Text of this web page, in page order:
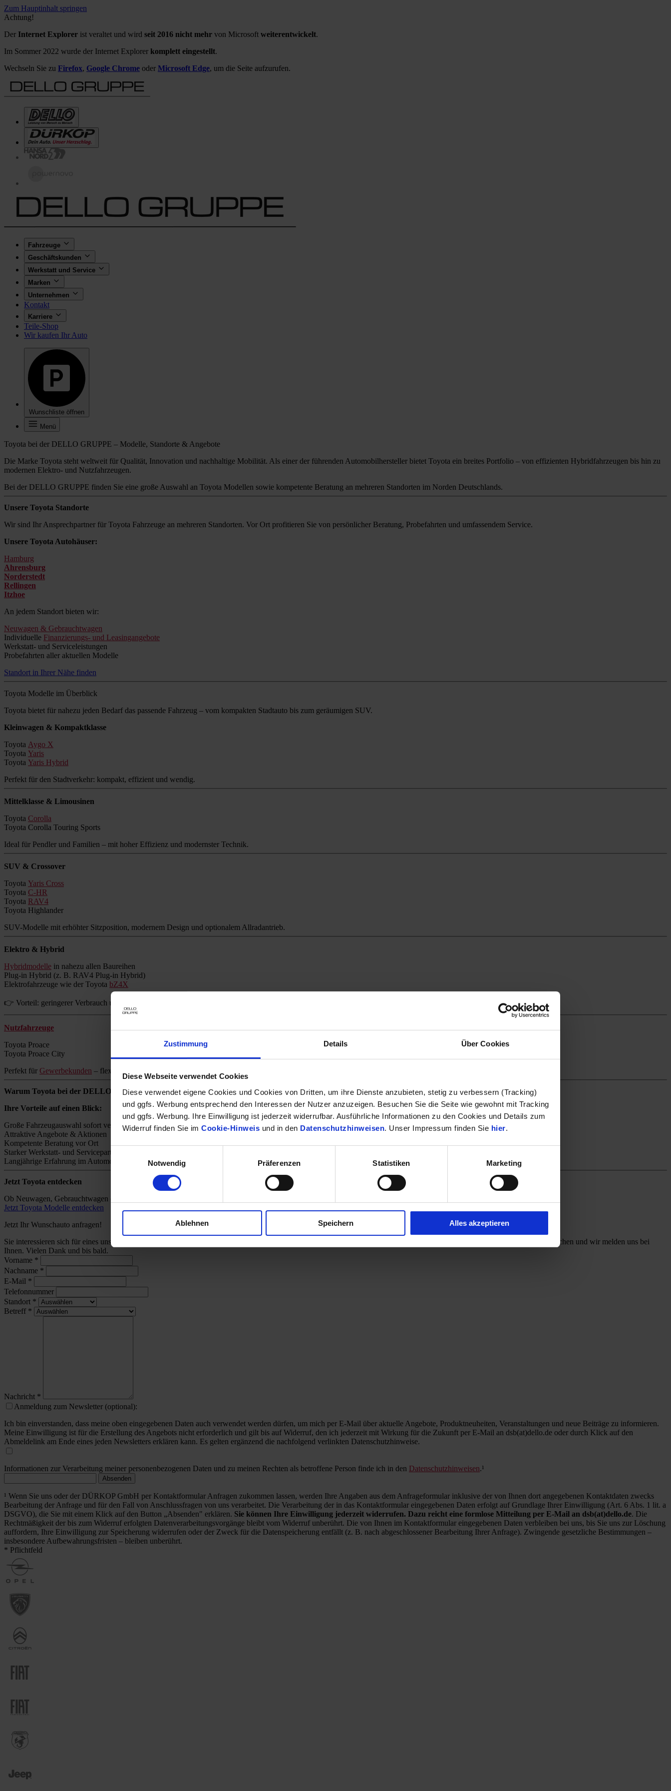
Zustimmung Details Über Cookies
Diese Webseite verwendet Cookies
Diese verwendet eigene Cookies und Cookies von Dritten, um ihre Dienste anzubieten, stetig zu verbessern (Tracking)
und ggfs. Werbung entsprechend den Interessen der Nutzer anzuzeigen. Besuchen Sie die Seite wie gewohnt mit Tracking
und ggfs. Werbung. Ihre Einwilligung ist jederzeit widerrufbar. Ausführliche Informationen zu den Cookies und Details zum
Widerruf finden Sie im Cookie-Hinweis und in den Datenschutzhinweisen. Unser Impressum finden Sie hier.
Einwilligungsauswahl
Notwendig
Präferenzen Statistiken Marketing
Ablehnen Speichern Alles akzeptieren
Zum Hauptinhalt springen
Achtung!
Der Internet Explorer ist veraltet und wird seit 2016 nicht mehr von Microsoft weiterentwickelt.
Im Sommer 2022 wurde der Internet Explorer komplett eingestellt.
Wechseln Sie zu Firefox, Google Chrome oder Microsoft Edge, um die Seite aufzurufen.
Fahrzeuge
Geschäftskunden
Werkstatt und Service
Marken
Unternehmen
Kontakt
Karriere
Teile-Shop
Wir kaufen Ihr Auto
Wunschliste öffnen
Menü
Toyota bei der DELLO GRUPPE – Modelle, Standorte & Angebote
Die Marke Toyota steht weltweit für Qualität, Innovation und nachhaltige Mobilität. Als einer der führenden Automobilhersteller bietet Toyota ein breites Portfolio – von effizienten Hybridfahrzeugen bis hin zu
modernen Elektro- und Nutzfahrzeugen.
Bei der DELLO GRUPPE finden Sie eine große Auswahl an Toyota Modellen sowie kompetente Beratung an mehreren Standorten im Norden Deutschlands.
Unsere Toyota Standorte
Wir sind Ihr Ansprechpartner für Toyota Fahrzeuge an mehreren Standorten. Vor Ort profitieren Sie von persönlicher Beratung, Probefahrten und umfassendem Service.
Unsere Toyota Autohäuser:
Hamburg
Ahrensburg
Norderstedt
Rellingen
Itzhoe
An jedem Standort bieten wir:
Neuwagen & Gebrauchtwagen
Individuelle Finanzierungs- und Leasingangebote
Werkstatt- und Serviceleistungen
Probefahrten aller aktuellen Modelle
Standort in Ihrer Nähe finden
Toyota Modelle im Überblick
Toyota bietet für nahezu jeden Bedarf das passende Fahrzeug – vom kompakten Stadtauto bis zum geräumigen SUV.
Kleinwagen & Kompaktklasse
Toyota Aygo X
Toyota Yaris
Toyota Yaris Hybrid
Perfekt für den Stadtverkehr: kompakt, effizient und wendig.
Mittelklasse & Limousinen
Toyota Corolla
Toyota Corolla Touring Sports
Ideal für Pendler und Familien – mit hoher Effizienz und modernster Technik.
SUV & Crossover
Toyota Yaris Cross
Toyota C-HR
Toyota RAV4
Toyota Highlander
SUV-Modelle mit erhöhter Sitzposition, modernem Design und optionalem Allradantrieb.
Elektro & Hybrid
Hybridmodelle in nahezu allen Baureihen
Plug-in Hybrid (z. B. RAV4 Plug-in Hybrid)
Elektrofahrzeuge wie der Toyota bZ4X
👉 Vorteil: geringerer Verbrauch und reduzierte Emissionen ohne Reichweitenangst.
Nutzfahrzeuge
Toyota Proace
Toyota Proace City
Perfekt für Gewerbekunden – flexibel, zuverlässig und wirtschaftlich.
Warum Toyota bei der DELLO GRUPPE kaufen?
Ihre Vorteile auf einen Blick:
Große Fahrzeugauswahl sofort verfügbar
Attraktive Angebote & Aktionen
Kompetente Beratung vor Ort
Starker Werkstatt- und Servicepartner
Langjährige Erfahrung im Automobilhandel
Jetzt Toyota entdecken
Ob Neuwagen, Gebrauchtwagen oder individuelles Angebot – bei uns finden Sie Ihr passendes Toyota Fahrzeug.
Jetzt Toyota Modelle entdecken
Jetzt Ihr Wunschauto anfragen!
Sie interessieren sich für eines unserer Toyota-Modelle und wünschen eine Kontaktaufnahme? Sehr gerne! Teilen Sie uns einfach im Betreff mit, welchen Kontaktweg Sie wünschen und wir melden uns bei
Ihnen. Vielen Dank und bis bald.
Vorname *
Nachname *
E-Mail *
Telefonnummer
Standort *
Betreff *
Nachricht *
Anmeldung zum Newsletter (optional):
Ich bin einverstanden, dass meine oben eingegebenen Daten auch verwendet werden dürfen, um mich per E-Mail über aktuelle Angebote, Produktneuheiten, Veranstaltungen und neue Beiträge zu informieren.
Meine Einwilligung ist für die Erstellung des Angebots nicht erforderlich und gilt bis auf Widerruf, den ich jederzeit mit Wirkung für die Zukunft per E-Mail an dsb(at)dello.de oder durch Klick auf den
Abmeldelink am Ende eines jeden Newsletters erklären kann. Es gelten ergänzend die nachfolgend verlinkten Datenschutzhinweise.
Informationen zur Verarbeitung meiner personenbezogenen Daten und zu meinen Rechten als betroffene Person finde ich in den Datenschutzhinweisen.¹
Absenden
¹ Wenn Sie uns oder der DÜRKOP GmbH per Kontaktformular Anfragen zukommen lassen, werden Ihre Angaben aus dem Anfrageformular inklusive der von Ihnen dort angegebenen Kontaktdaten zwecks
Bearbeitung der Anfrage und für den Fall von Anschlussfragen von uns verarbeitet. Die Verarbeitung der in das Kontaktformular eingegebenen Daten erfolgt auf Grundlage Ihrer Einwilligung (Art. 6 Abs. 1 lit. a
DSGVO), die Sie mit einem Klick auf den Button „Absenden" erklären. Sie können Ihre Einwilligung jederzeit widerrufen. Dazu reicht eine formlose Mitteilung per E-Mail an dsb(at)dello.de. Die
Rechtmäßigkeit der bis zum Widerruf erfolgten Datenverarbeitungsvorgänge bleibt vom Widerruf unberührt. Die von Ihnen im Kontaktformular eingegebenen Daten verbleiben bei uns, bis Sie uns zur Löschung
auffordern, Ihre Einwilligung zur Speicherung widerrufen oder der Zweck für die Datenspeicherung entfällt (z. B. nach abgeschlossener Bearbeitung Ihrer Anfrage). Zwingende gesetzliche Bestimmungen –
insbesondere Aufbewahrungsfristen – bleiben unberührt.
* Pflichtfeld